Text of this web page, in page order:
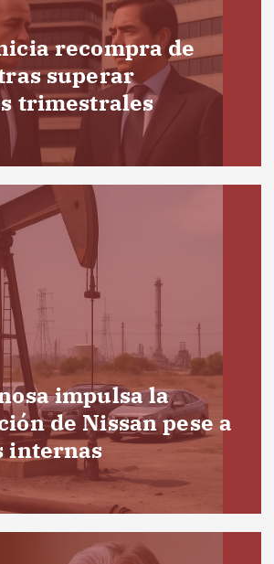
recompra de
superar
trimestrales
impulsa la
de Nissan pese a
internas